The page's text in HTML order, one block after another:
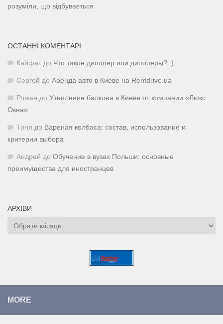
розуміли, що відбувається
ОСТАННІ КОМЕНТАРІ
Кайфат до Что такое дипопер или дипоперы? :)
Сергей до Аренда авто в Киеве на Rentdrive.ua
Роман до Утепление балкона в Киеве от компании «Люкс
Окна»
Тоня до Вареная колбаса: состав, использование и
критерии выбора
Андрей до Обучение в вузах Польши: основные
преимущества для иностранцев
АРХІВИ
Архіви
MORE